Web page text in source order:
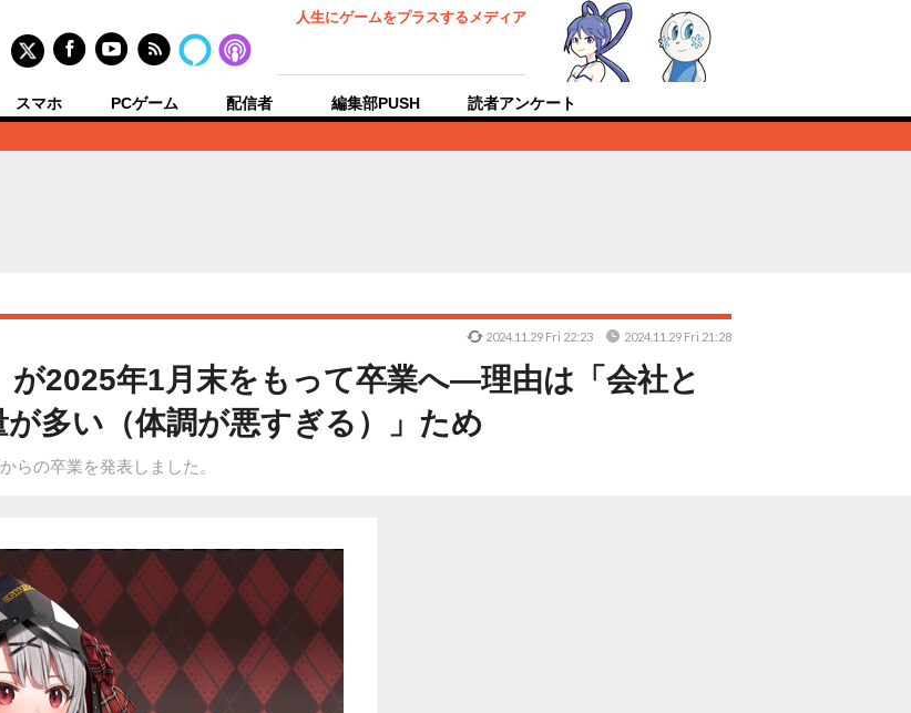
人生にゲームをプラスするメディア
スマホ PCゲーム 配信者 編集部PUSH 読者アンケート
2025年1月末をもって卒業へ―理由は「会社と
多い（体調が悪すぎる）」ため
らの卒業を発表しました。
2024.11.29 Fri 22:23 2024.11.29 Fri 21:28